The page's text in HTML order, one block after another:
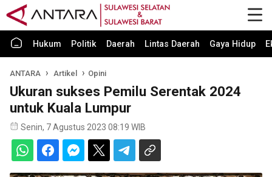
Hukum Politik Daerah Lintas Daerah Gaya Hidup
ANTARA Artikel Opini
Ukuran sukses Pemilu Serentak 2024
untuk Kuala Lumpur
Senin, 7 Agustus 2023 08:19 WIB